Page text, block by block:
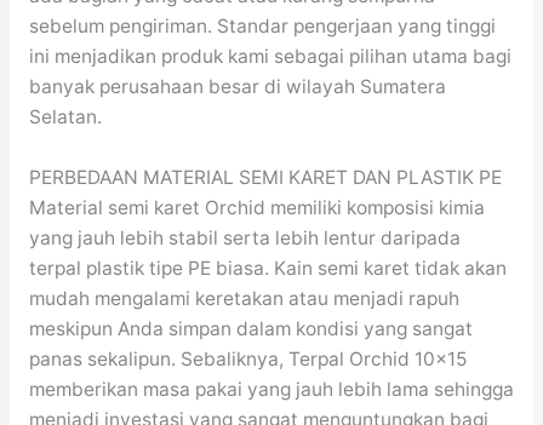
sebelum pengiriman. Standar pengerjaan yang tinggi
ini menjadikan produk kami sebagai pilihan utama bagi
banyak perusahaan besar di wilayah Sumatera
Selatan.
PERBEDAAN MATERIAL SEMI KARET DAN PLASTIK PE
Material semi karet Orchid memiliki komposisi kimia
yang jauh lebih stabil serta lebih lentur daripada
terpal plastik tipe PE biasa. Kain semi karet tidak akan
mudah mengalami keretakan atau menjadi rapuh
meskipun Anda simpan dalam kondisi yang sangat
panas sekalipun. Sebaliknya, Terpal Orchid 10×15
memberikan masa pakai yang jauh lebih lama sehingga
menjadi investasi yang sangat menguntungkan bagi